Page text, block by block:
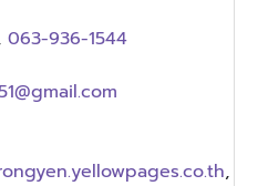
063-936-1544
,